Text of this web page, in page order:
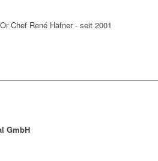
Chef René Häfner - seit 2001
GmbH